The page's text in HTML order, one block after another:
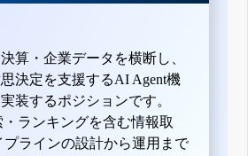
算・企業データを横断し、
決定を支援するAI Agent機
装するポジションです。
ランキングを含む情報取
プラインの設計から運用まで